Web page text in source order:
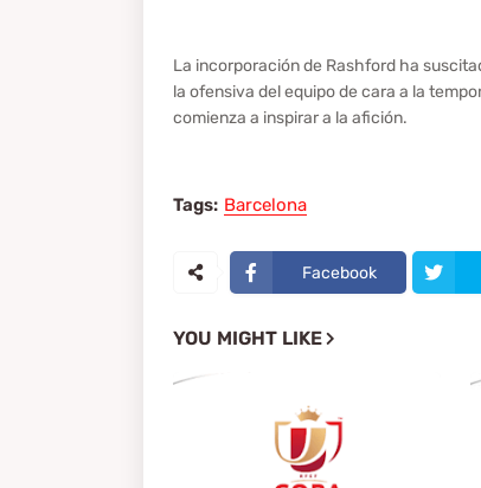
La incorporación de Rashford ha
la ofensiva del equipo de cara a la
comienza a inspirar a la afición.
Tags: Barcelona
Facebook
YOU MIGHT LIKE